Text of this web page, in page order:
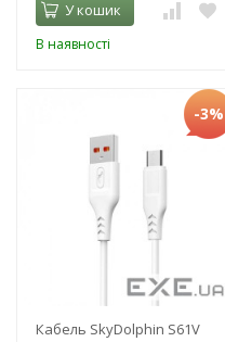
У кошик
В наявності
-3%
Кабель SkyDolphin S61V